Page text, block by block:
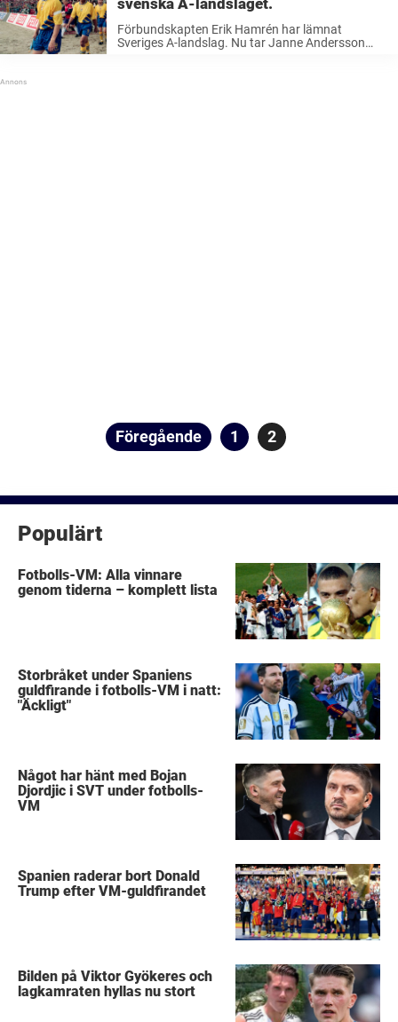
Förbundskapten Erik Hamrén har lämnat
Sveriges A-landslag. Nu tar Janne Andersson
Sidnumrering
Föregående Sida
1 Sida
2
Populärt
Fotbolls-VM: Alla vinnare
genom tiderna – komplett lista
Storbråket under Spaniens
guldfirande i fotbolls-VM i natt:
"Äckligt"
Något har hänt med Bojan
Djordjic i SVT under fotbolls-
VM
Spanien raderar bort Donald
Trump efter VM-guldfirandet
Bilden på Viktor Gyökeres och
lagkamraten hyllas nu stort